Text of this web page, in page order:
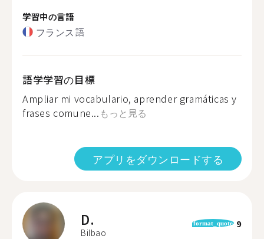
学習中の言語
フランス語
語学学習の目標
Ampliar mi vocabulario, aprender gramáticas y
frases comune... もっと見る
アプリをダウンロードする
D.
Bilbao
format_quote 9